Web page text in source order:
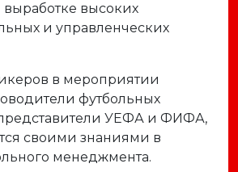
высоких
и управленческих
в мероприятии
футбольных
УЕФА и ФИФА,
своими знаниями в
менеджмента.